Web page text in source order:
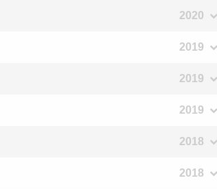
2020
2019
2019
2019
2018
2018